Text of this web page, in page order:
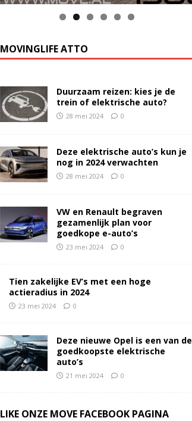
MOVINGLIFE ATTO
Duurzaam reizen: kies je de
trein of elektrische auto?
28 mei 2024 0
Deze elektrische auto’s kun je
nog in 2024 verwachten
28 mei 2024 0
VW en Renault begraven
gezamenlijk plan voor
goedkope e-auto’s
23 mei 2024 0
Tien zakelijke EV’s met een hoge
actieradius in 2024
23 mei 2024 0
Deze nieuwe Opel is een van de
goedkoopste elektrische
auto’s
21 mei 2024 0
LIKE ONZE MOVE FACEBOOK PAGINA